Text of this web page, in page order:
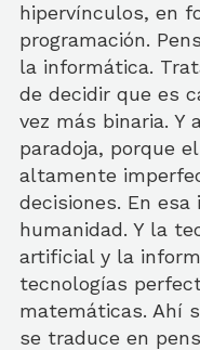
hipervínculos, en
programación.
la informática.
de decidir que es
vez más binaria. Y
paradoja, porque
altamente
decisiones. En
humanidad. Y la
artificial y la
tecnologías
matemáticas. Ahí
se traduce en